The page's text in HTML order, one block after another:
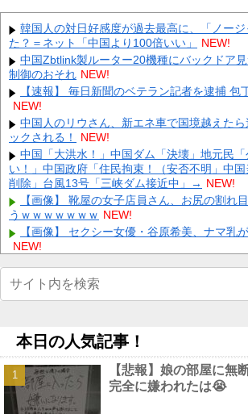
【雑談】ホロライブ掲示板：ホロ速：PART2
NEW!
【ドラクエウォーク】ドラゴンコープスを
ノス・月輪など攻略編成まとめ 他 NEW!
【悲報】鎌田大地に日本代表の後輩３人が高
トしてしまうｗｗｗｗｗｗｗ 他 NEW!
内田梨瑚受刑者「社会に戻りたいです」
【画像】 福岡、こんなのが普通に走ってる
ｗｗｗｗｗｗ NEW!
【衝撃】 イオンモール爆発事故、『とんで
てしまう・・・・・・ NEW!
【ＧＪ】 クラスに迷惑な池沼がいた。リー
援学級に入れないんですか？」先生「背の高い
れ... NEW!
【画像】 日産が社運をかけて発売するSUVｗ
Powered by livedoor 相互RSS
韓国人の対日好感度が過去最高に、「ノー
た？＝ネット「中国より100倍いい」
NEW!
中国Zbtlink製ルーター20機種にバックドア
制御のおそれ NEW!
【速報】 毎日新聞のベテラン記者を逮捕 包
NEW!
中国人のリウさん、新エネ車で国境越えた
ックされる！
NEW!
中国「大洪水！」中国ダム「決壊」地元民
い！」中国政府「住民拘束！（安否不明」中
削除」台風13号「三峡ダム接近中」→ NEW!
【画像】 靴屋の女子店員さん、お尻の割れ
うｗｗｗｗｗｗｗ NEW!
【画像】 セクシー女優・谷原希美、ナマ乳
NEW!
【DeNA対阪神16回戦】DeNA・エンカーナ
ームラン！4点差に迫る！！！！！！！！他
HRC（ホンダ・レーシング）折原氏「以前の
験した専門家を何人か呼び戻しました」他
【画像】 避難所の女がHすぎるｗｗｗｗｗ
昨日打ったアイムなんですけど…これ設定い
他 NEW!
本日の人気記事！
【悲報】娘の部屋に無
完全に嫌われたは😭